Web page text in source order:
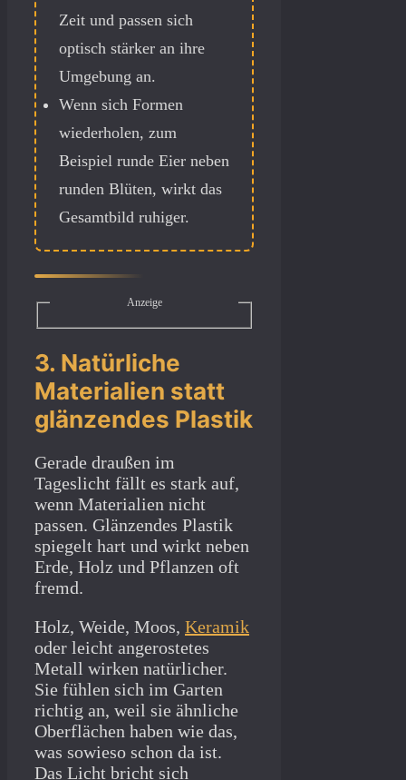
Zeit und passen sich
optisch stärker an ihre
Umgebung an.
Wenn sich Formen
wiederholen, zum
Beispiel runde Eier neben
runden Blüten, wirkt das
Gesamtbild ruhiger.
Anzeige
3. Natürliche
Materialien statt
glänzendes Plastik
Gerade draußen im
Tageslicht fällt es stark auf,
wenn Materialien nicht
passen. Glänzendes Plastik
spiegelt hart und wirkt neben
Erde, Holz und Pflanzen oft
fremd.
Holz, Weide, Moos, Keramik
oder leicht angerostetes
Metall wirken natürlicher.
Sie fühlen sich im Garten
richtig an, weil sie ähnliche
Oberflächen haben wie das,
was sowieso schon da ist.
Das Licht bricht sich